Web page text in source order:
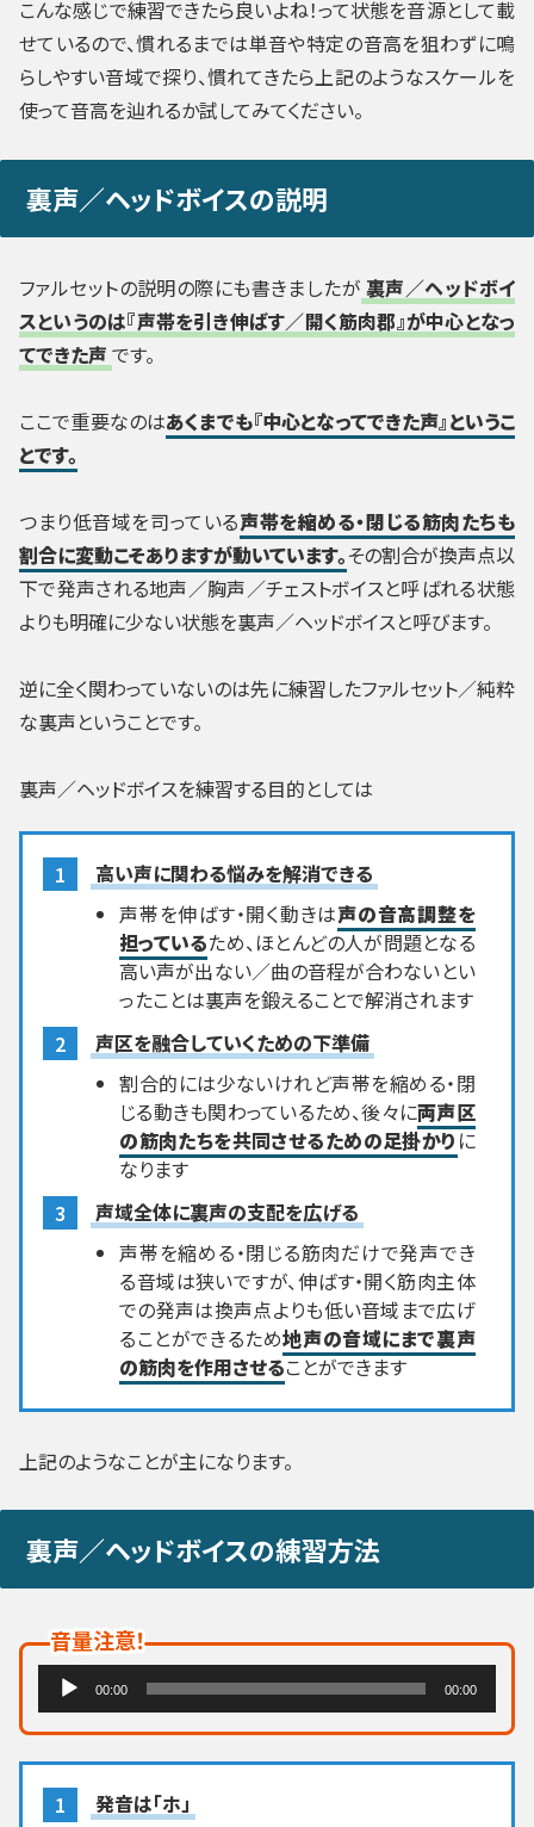
こんな感じで練習できたら良いよね！って状態を音源として載
せているので、慣れるまでは単音や特定の音高を狙わずに鳴
らしやすい音域で探り、慣れてきたら上記のようなスケールを
使って音高を辿れるか試してみてください。
裏声／ヘッドボイスの説明
ファルセットの説明の際にも書きましたが 裏声／ヘッドボイ
スというのは『声帯を引き伸ばす／開く筋肉郡』が中心となっ
てできた声 です。
ここで重要なのはあくまでも『中心となってできた声』というこ
とです。
つまり低音域を司っている声帯を縮める・閉じる筋肉たちも
割合に変動こそありますが動いています。その割合が換声点以
下で発声される地声／胸声／チェストボイスと呼ばれる状態
よりも明確に少ない状態を裏声／ヘッドボイスと呼びます。
逆に全く関わっていないのは先に練習したファルセット／純粋
な裏声ということです。
裏声／ヘッドボイスを練習する目的としては
高い声に関わる悩みを解消できる
声帯を伸ばす・開く動きは声の音高調整を
担っているため、ほとんどの人が問題となる
高い声が出ない／曲の音程が合わないとい
ったことは裏声を鍛えることで解消されます
声区を融合していくための下準備
割合的には少ないけれど声帯を縮める・閉
じる動きも関わっているため、後々に両声区
の筋肉たちを共同させるための足掛かり に
なります
声域全体に裏声の支配を広げる
声帯を縮める・閉じる筋肉だけで発声でき
る音域は狭いですが、伸ばす・開く筋肉主体
での発声は換声点よりも低い音域まで広げ
ることができるため地声の音域にまで裏声
の筋肉を作用させることができます
上記のようなことが主になります。
裏声／ヘッドボイスの練習方法
音量注意！
声
レ
00:00 00:00
発音は「ホ」